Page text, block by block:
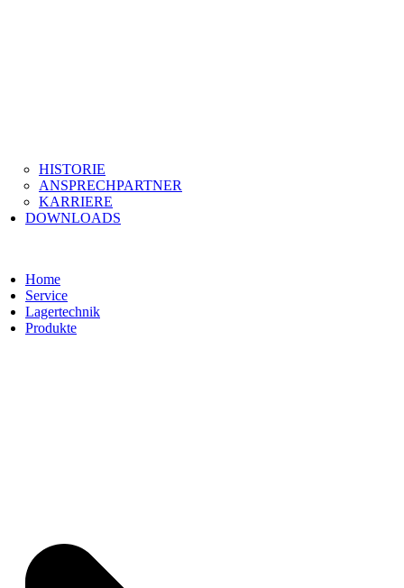
HISTORIE
ANSPRECHPARTNER
KARRIERE
DOWNLOADS
Home
Service
Lagertechnik
Produkte